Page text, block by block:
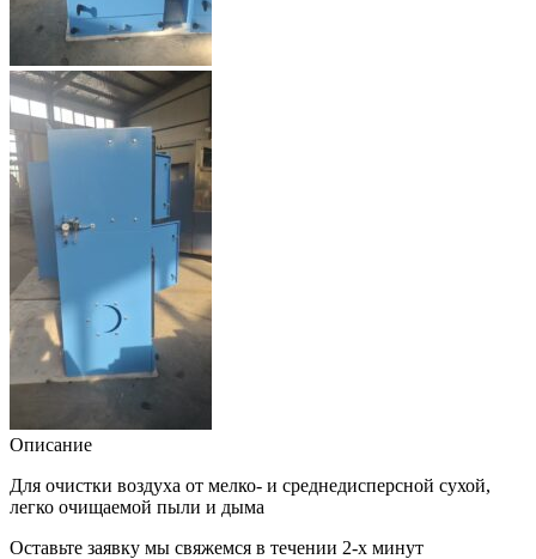
Описание
Для очистки воздуха от мелко- и среднедисперсной сухой,
легко очищаемой пыли и дыма
Оставьте заявку мы свяжемся в течении 2-х минут